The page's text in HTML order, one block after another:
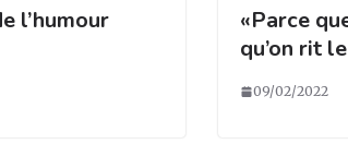
l’humour
«Parce
qu’on rit
09/02/2022